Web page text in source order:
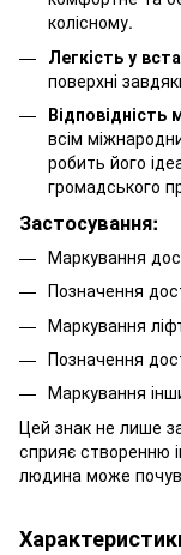
колісному.
Легкість у
поверхні
всім
робить його
громадського
Застосування:
Маркування
Позначення
Маркування
Позначення
Маркування
Цей знак не лише
сприяє створенню
людина може